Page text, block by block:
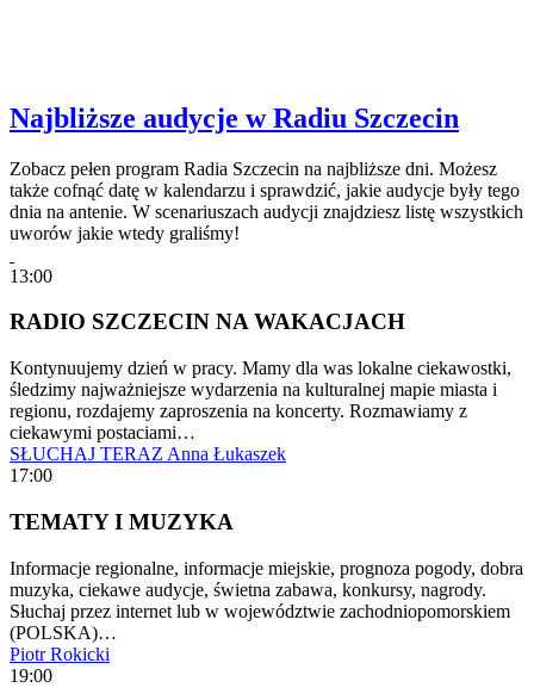
Najbliższe audycje w Radiu Szczecin
Zobacz pełen program Radia Szczecin na najbliższe dni. Możesz
także cofnąć datę w kalendarzu i sprawdzić, jakie audycje były tego
dnia na antenie. W scenariuszach audycji znajdziesz listę wszystkich
uworów jakie wtedy graliśmy!
13:00
RADIO SZCZECIN NA WAKACJACH
Kontynuujemy dzień w pracy. Mamy dla was lokalne ciekawostki,
śledzimy najważniejsze wydarzenia na kulturalnej mapie miasta i
regionu, rozdajemy zaproszenia na koncerty. Rozmawiamy z
ciekawymi postaciami…
SŁUCHAJ TERAZ Anna Łukaszek
17:00
TEMATY I MUZYKA
Informacje regionalne, informacje miejskie, prognoza pogody, dobra
muzyka, ciekawe audycje, świetna zabawa, konkursy, nagrody.
Słuchaj przez internet lub w województwie zachodniopomorskiem
(POLSKA)…
Piotr Rokicki
19:00